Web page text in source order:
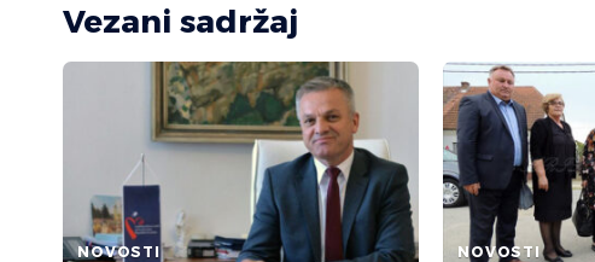
Vezani sadržaj
NOVOSTI NOVOSTI